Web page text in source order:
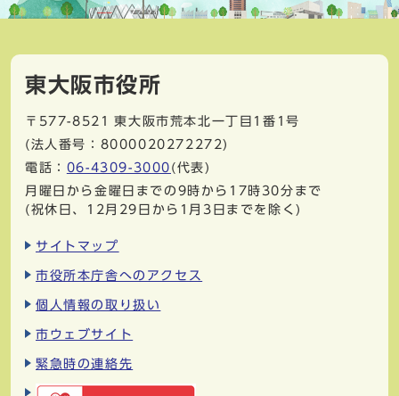
東大阪市役所
〒577-8521
東大阪市荒本北一丁目1番1号
(法人番号：8000020272272)
電話： 06-4309-3000 (代表)
月曜日から金曜日までの9時から17時30分まで
(祝休日、12月29日から1月3日までを除く)
サイトマップ
市役所本庁舎へのアクセス
個人情報の取り扱い
市ウェブサイト
緊急時の連絡先